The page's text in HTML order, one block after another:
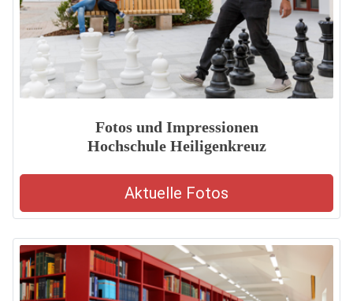
Fotos und Impressionen
Hochschule Heiligenkreuz
Aktuelle Fotos